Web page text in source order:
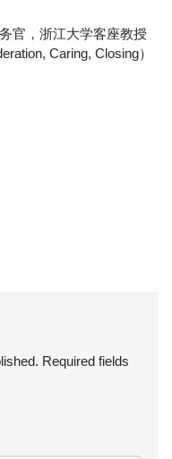
官，浙江大学客座教授
Caring, Closing）
Required fields